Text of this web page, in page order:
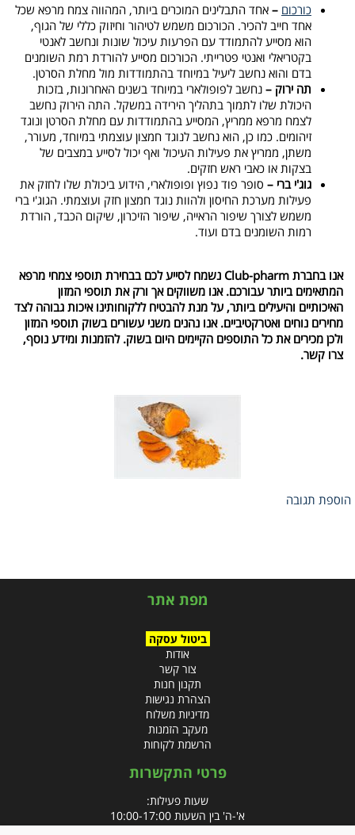
כורכום – אחד התבלינים המוכרים ביותר, המהווה צמח מרפא שכל
אחד חייב להכיר. הכורכום משמש לטיהור וחיזוק כללי של הגוף,
הוא מסייע להתמודד עם הפרעות עיכול שונות ונחשב לאנטי
בקטריאלי ואנטי פטרייתי. הכורכום מסייע להורדת רמת השומנים
בדם והוא נחשב ליעיל במיוחד בהתמודדות מול מחלת הסרטן.
תה ירוק – נחשב לפופולארי במיוחד בשנים האחרונות, בזכות
היכולת שלו לתמוך בתהליך הירידה במשקל. התה הירוק נחשב
לצמח מרפא ממריץ, המסייע בהתמודדות עם מחלת הסרטן ונוגד
זיהומים. כמו כן, הוא נחשב לנוגד חמצון עוצמתי במיוחד, מעורר,
משתן, ממריץ את פעילות העיכול ואף יכול לסייע במצבים של
בצקות או כאבי ראש חזקים.
גוג'י ברי – סופר פוד נפוץ ופופולארי, הידוע ביכולת שלו לחזק את
פעילות מערכת החיסון ולהוות נוגד חמצון חזק ועוצמתי. הגוג'י ברי
משמש לצורך שיפור הראייה, שיפור הזיכרון, שיקום הכבד, הורדת
רמות השומנים בדם ועוד.
אנו בחברת Club-pharm נשמח לסייע לכם בבחירת תוספי צמחי מרפא
המתאימים ביותר עבורכם. אנו משווקים אך ורק את תוספי המזון
האיכותיים והיעילים ביותר, על מנת להבטיח ללקוחותינו איכות גבוהה לצד
מחירים נוחים ואטרקטיביים. אנו נהנים משני עשורים בשוק תוספי המזון
ולכן מכירים את כל התוספים הקיימים היום בשוק. להזמנות ומידע נוסף,
צרו קשר.
הוספת תגובה
מפת אתר
ביטול עסקה
אודות
צור קשר
תקנון חנות
הצהרת נגישות
מדיניות משלוח
מעקב הזמנות
הרשמת לקוחות
פרטי התקשרות
שעות פעילות:
א'-ה' בין השעות 10:00-17:00